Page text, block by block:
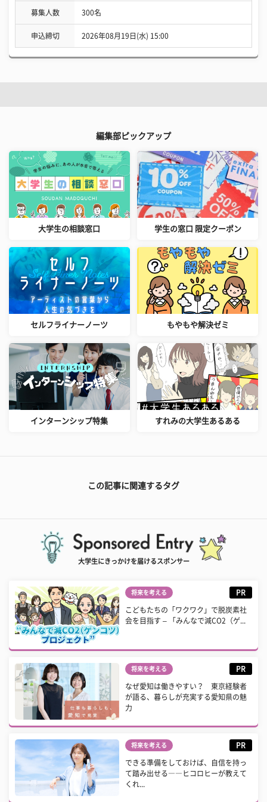
募集人数 300名
申込締切 2026年08月19日(水) 15:00
編集部ピックアップ
大学生の相談窓口 学生の窓口 限定クーポン
セルフライナーノーツ もやもや解決ゼミ
インターンシップ特集 すれみの大学生あるある
この記事に関連するタグ
大学生にきっかけを届けるスポンサー
将来を考える PR
こどもたちの「ワクワク」で脱炭素社
会を目指す – 「みんなで減CO2（ゲ...
将来を考える PR
なぜ愛知は働きやすい？ 東京経験者
が語る、暮らしが充実する愛知県の魅
力
将来を考える PR
できる準備をしておけば、自信を持っ
て踏み出せる――ヒコロヒーが教えて
くれ...